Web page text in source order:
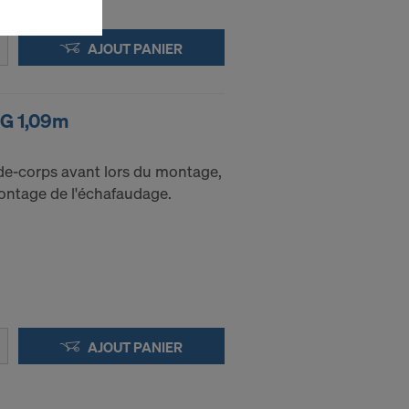
AJOUT PANIER
1,09m
corps avant lors du montage,
de l'échafaudage.
AJOUT PANIER
de l’Union
qui
Par
niveau
aux
des
vous êtes
des